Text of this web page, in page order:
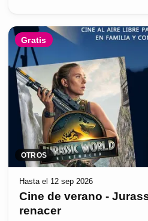
Gratis
OTROS
Hasta el 12 sep 2026
Cine de verano -
renacer